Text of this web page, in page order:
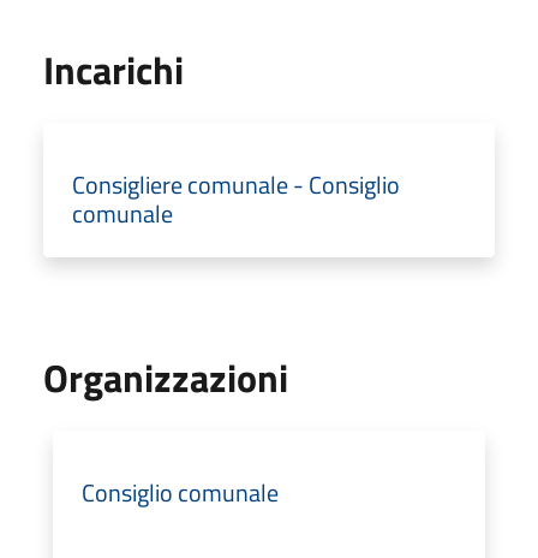
Incarichi
Consigliere comunale - Consiglio
comunale
Organizzazioni
Consiglio comunale